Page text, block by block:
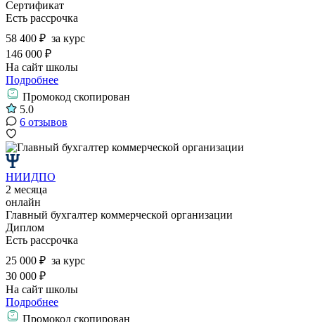
Сертификат
Есть рассрочка
58 400 ₽ за курс
146 000 ₽
На сайт школы
Подробнее
Промокод скопирован
5.0
6 отзывов
НИИДПО
2 месяца
онлайн
Главный бухгалтер коммерческой организации
Диплом
Есть рассрочка
25 000 ₽ за курс
30 000 ₽
На сайт школы
Подробнее
Промокод скопирован